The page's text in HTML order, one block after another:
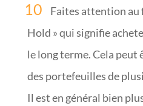
Faites attention au
Hold » qui signifie
le long terme. Cela peut
des portefeuilles de
Il est en général bien